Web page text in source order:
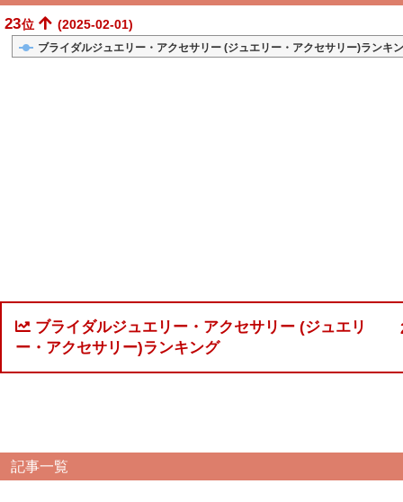
23位 (2025-02-01)
ブライダルジュエリー・アクセサリー (ジュエリー・アクセサリー)ランキ
ブライダルジュエリー・アクセサリー (ジュエリ
ー・アクセサリー)ランキング
記事一覧